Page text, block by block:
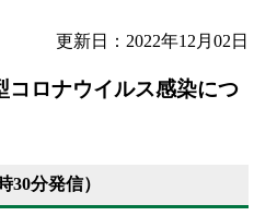
更新日：2022年12月02日
コロナウイルス感染につ
30分発信）